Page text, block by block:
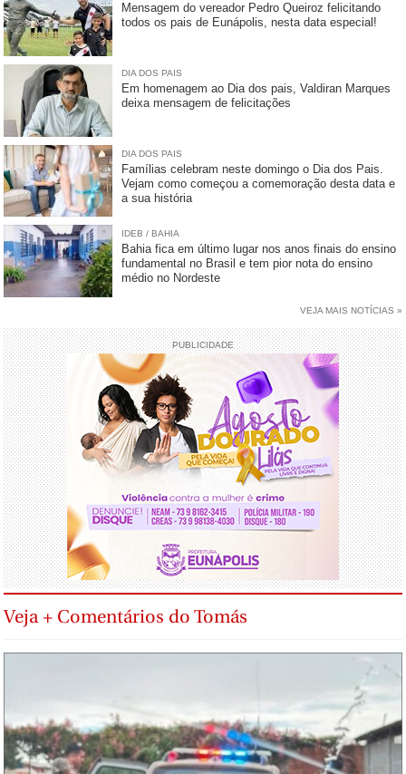
Mensagem do vereador Pedro Queiroz felicitando
todos os pais de Eunápolis, nesta data especial!
DIA DOS PAIS
Em homenagem ao Dia dos pais, Valdiran Marques
deixa mensagem de felicitações
DIA DOS PAIS
Famílias celebram neste domingo o Dia dos Pais.
Vejam como começou a comemoração desta data e
a sua história
IDEB / BAHIA
Bahia fica em último lugar nos anos finais do ensino
fundamental no Brasil e tem pior nota do ensino
médio no Nordeste
VEJA MAIS NOTÍCIAS »
PUBLICIDADE
Veja + Comentários do Tomás